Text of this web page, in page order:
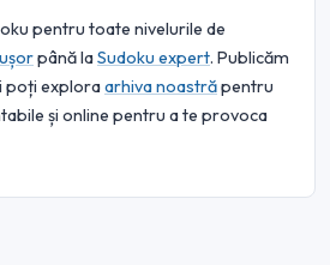
pentru toate nivelurile de
până laSudoku expert. Publicăm
poți exploraarhiva noastrăpentru
și online pentru a te provoca